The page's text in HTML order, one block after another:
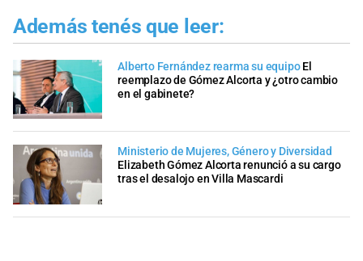
Además tenés que leer:
Alberto Fernández rearma su equipo El
reemplazo de Gómez Alcorta y ¿otro cambio
en el gabinete?
Ministerio de Mujeres, Género y Diversidad
Elizabeth Gómez Alcorta renunció a su cargo
tras el desalojo en Villa Mascardi